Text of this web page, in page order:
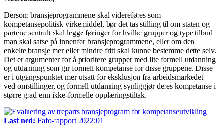
Dersom bransjeprogrammene skal videreføres som
kompetansepolitisk virkemiddel, bør det tas stilling til om staten og
partene sentralt skal legge føringer for hvilke grupper og type tilbud
man skal satse på innenfor bransjeprogrammene, eller om den
enkelte bransje mer eller mindre fritt skal kunne bestemme dette selv.
Det er argumenter for å prioritere grupper med lite formell utdanning
og utdanning som gir formell kompetanse for disse gruppene. Disse
er i utgangspunktet mer utsatt for eksklusjon fra arbeidsmarkedet
ved omstillinger, og formell utdanning synliggjør deres kompetanse i
større grad enn ikke-formelle opplæringstiltak.
Last ned: Fafo-rapport 2022:01